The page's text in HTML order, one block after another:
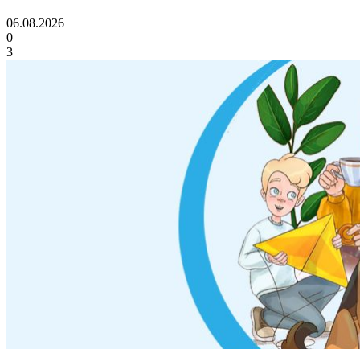
06.08.2026
0
3